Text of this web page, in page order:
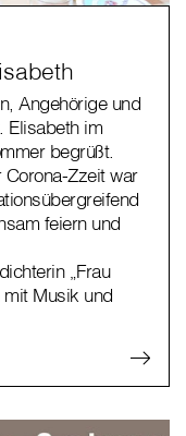
Angehörige und
Elisabeth im
begrüßt.
Zzeit war
feiern und
„Frau
mit Musik und